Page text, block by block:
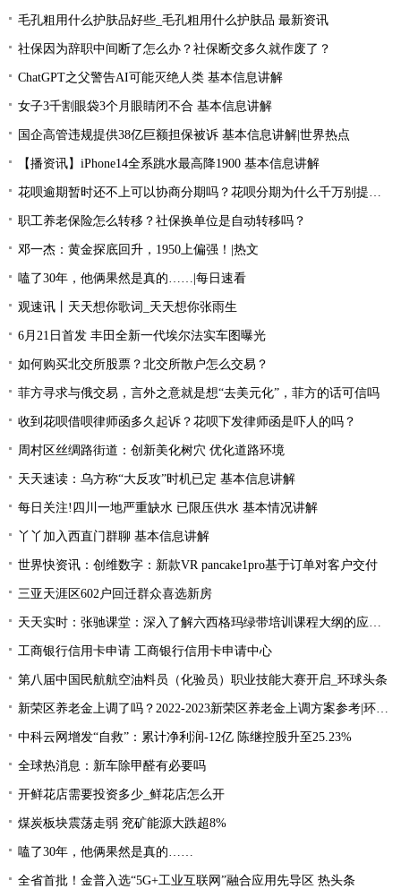
毛孔粗用什么护肤品好些_毛孔粗用什么护肤品 最新资讯
社保因为辞职中间断了怎么办？社保断交多久就作废了？
ChatGPT之父警告AI可能灭绝人类 基本信息讲解
女子3千割眼袋3个月眼睛闭不合 基本信息讲解
国企高管违规提供38亿巨额担保被诉 基本信息讲解|世界热点
【播资讯】iPhone14全系跳水最高降1900 基本信息讲解
花呗逾期暂时还不上可以协商分期吗？花呗分期为什么千万别提前还款？
职工养老保险怎么转移？社保换单位是自动转移吗？
邓一杰：黄金探底回升，1950上偏强！|热文
嗑了30年，他俩果然是真的……|每日速看
观速讯丨天天想你歌词_天天想你张雨生
6月21日首发 丰田全新一代埃尔法实车图曝光
如何购买北交所股票？北交所散户怎么交易？
菲方寻求与俄交易，言外之意就是想“去美元化”，菲方的话可信吗
收到花呗借呗律师函多久起诉？花呗下发律师函是吓人的吗？
周村区丝绸路街道：创新美化树穴 优化道路环境
天天速读：乌方称“大反攻”时机已定 基本信息讲解
每日关注!四川一地严重缺水 已限压供水 基本情况讲解
丫丫加入西直门群聊 基本信息讲解
世界快资讯：创维数字：新款VR pancake1pro基于订单对客户交付
三亚天涯区602户回迁群众喜选新房
天天实时：张驰课堂：深入了解六西格玛绿带培训课程大纲的应用价值！
工商银行信用卡申请 工商银行信用卡申请中心
第八届中国民航航空油料员（化验员）职业技能大赛开启_环球头条
新荣区养老金上调了吗？2022-2023新荣区养老金上调方案参考|环球今日讯
中科云网增发“自救”：累计净利润-12亿 陈继控股升至25.23%
全球热消息：新车除甲醛有必要吗
开鲜花店需要投资多少_鲜花店怎么开
煤炭板块震荡走弱 兖矿能源大跌超8%
嗑了30年，他俩果然是真的……
全省首批！金普入选“5G+工业互联网”融合应用先导区 热头条